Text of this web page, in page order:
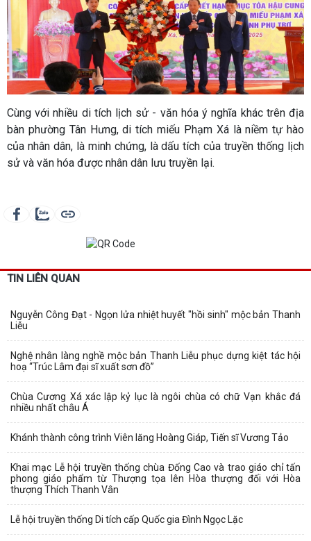
Cùng với nhiều di tích lịch sử - văn hóa ý nghĩa khác trên địa
bàn phường Tân Hưng, di tích miếu Phạm Xá là niềm tự hào
của nhân dân, là minh chứng, là dấu tích của truyền thống lịch
sử và văn hóa được nhân dân lưu truyền lại.
TIN LIÊN QUAN
Nguyễn Công Đạt - Ngọn lửa nhiệt huyết "hồi sinh" mộc bản Thanh
Liễu
Nghệ nhân làng nghề mộc bản Thanh Liễu phục dựng kiệt tác hội
hoạ “Trúc Lâm đại sĩ xuất sơn đồ”
Chùa Cương Xá xác lập kỷ lục là ngôi chùa có chữ Vạn khắc đá
nhiều nhất châu Á
Khánh thành công trình Viên lăng Hoàng Giáp, Tiến sĩ Vương Tảo
Khai mạc Lễ hội truyền thống chùa Đống Cao và trao giáo chỉ tấn
phong giáo phẩm từ Thượng tọa lên Hòa thượng đối với Hòa
thượng Thích Thanh Vân
Lễ hội truyền thống Di tích cấp Quốc gia Đình Ngọc Lặc